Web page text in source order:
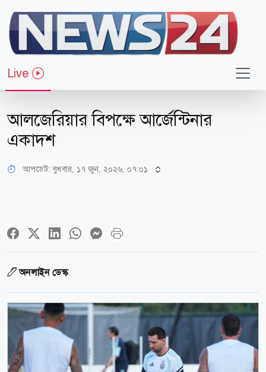
Live
খেলাধুলা
আলজেরিয়ার বিপক্ষে আর্জেন্টিনার
একাদশ
আপডেট: বুধবার, ১৭ জুন, ২০২৬, ০৭:০১
অনলাইন ডেস্ক